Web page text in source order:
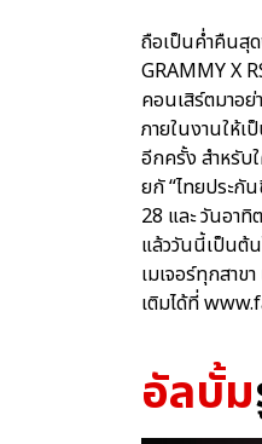
ถือเป็นค่ำคืนสุ
GRAMMY X
คอนเสิร์ตมาอย่
ภายในงานให้
อีกครั้ง สำหรับ
ยกั “ไทยประกั
28 และ วันอา
แล้ววันนี้เป็นต้
เมเจอร์ทุกสา
เติมได้ที่
อัลบั้ม